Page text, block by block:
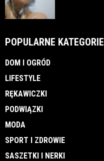
POPULARNE KATEGORIE
DOM I OGRÓD
LIFESTYLE
RĘKAWICZKI
PODWIĄZKI
MODA
SPORT I ZDROWIE
SASZETKI I NERKI